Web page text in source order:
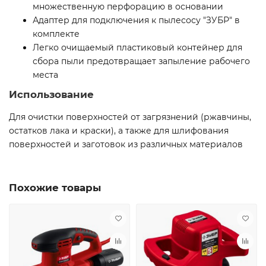
множественную перфорацию в основании
Адаптер для подключения к пылесосу ″ЗУБР″ в
комплекте
Легко очищаемый пластиковый контейнер для
сбора пыли предотвращает запыление рабочего
места
Использование
Для очистки поверхностей от загрязнений (ржавчины,
остатков лака и краски), а также для шлифования
поверхностей и заготовок из различных материалов
Похожие товары